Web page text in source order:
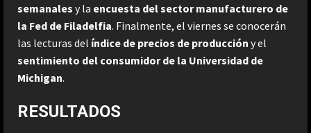
semanales y la encuesta del sector manufacturero de
la Fed de Filadelfia. Finalmente, el viernes se conocerán
las lecturas del índice de precios de producción y el
sentimiento del consumidor de la Universidad de
Michigan.
RESULTADOS